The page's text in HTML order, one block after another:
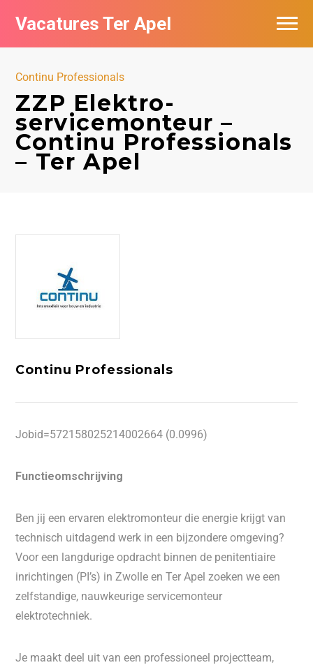
Vacatures Ter Apel
Continu Professionals
ZZP Elektro-
servicemonteur –
Continu Professionals
– Ter Apel
Continu Professionals
Jobid=572158025214002664 (0.0996)
Functieomschrijving
Ben jij een ervaren elektromonteur die energie krijgt van
technisch uitdagend werk in een bijzondere omgeving?
Voor een langdurige opdracht binnen de penitentiaire
inrichtingen (PI’s) in Zwolle en Ter Apel zoeken we een
zelfstandige, nauwkeurige servicemonteur
elektrotechniek.
Je maakt deel uit van een professioneel projectteam,
Vacatures per bedrijf
Nieuwsbrief feed